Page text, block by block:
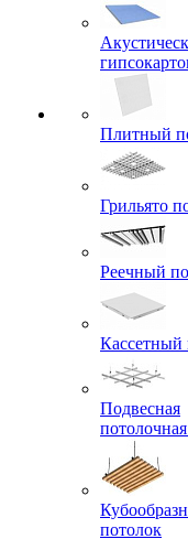
Плитный
Грильято
Реечный
Кассетный
Подвесная
потолок